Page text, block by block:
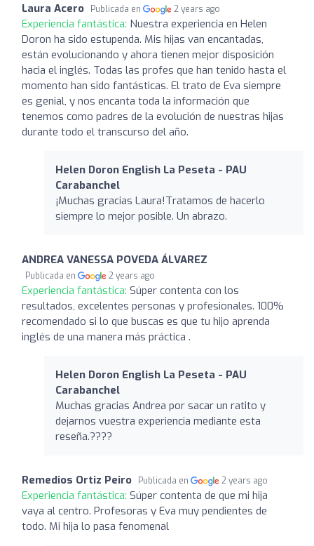
Laura Acero Publicada en 2 years ago
Experiencia fantástica: Nuestra experiencia en Helen
Doron ha sido estupenda. Mis hijas van encantadas,
están evolucionando y ahora tienen mejor disposición
hacia el inglés. Todas las profes que han tenido hasta el
momento han sido fantásticas. El trato de Eva siempre
es genial, y nos encanta toda la información que
tenemos como padres de la evolución de nuestras hijas
durante todo el transcurso del año.
Helen Doron English La Peseta - PAU
Carabanchel
¡Muchas gracias Laura!Tratamos de hacerlo
siempre lo mejor posible. Un abrazo.
ANDREA VANESSA POVEDA ÁLVAREZ
Publicada en 2 years ago
Experiencia fantástica: Súper contenta con los
resultados, excelentes personas y profesionales. 100%
recomendado si lo que buscas es que tu hijo aprenda
inglés de una manera más práctica .
Helen Doron English La Peseta - PAU
Carabanchel
Muchas gracias Andrea por sacar un ratito y
dejarnos vuestra experiencia mediante esta
reseña.????
Remedios Ortiz Peiro Publicada en 2 years ago
Experiencia fantástica: Súper contenta de que mi hija
vaya al centro. Profesoras y Eva muy pendientes de
todo. Mi hija lo pasa fenomenal